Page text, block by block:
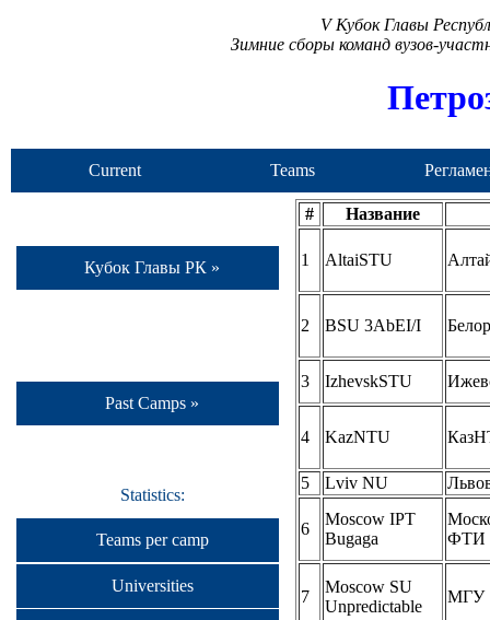
V Кубок Главы
Зимние сборы команд вузов-
Current
Teams
Кубок Главы РК »
Past Camps »
Statistics:
Teams per camp
Universities
# Название
1 AltaiSTU
2 BSU 3AbEI/I
3 IzhevskSTU
4 KazNTU
5 Lviv NU
6
Moscow IPT
Bugaga
ФТИ
7
Moscow SU
Unpredictable
МГУ